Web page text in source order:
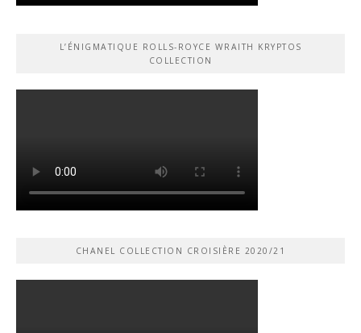
L’ÉNIGMATIQUE ROLLS-ROYCE WRAITH KRYPTOS
COLLECTION
CHANEL COLLECTION CROISIÈRE 2020/21